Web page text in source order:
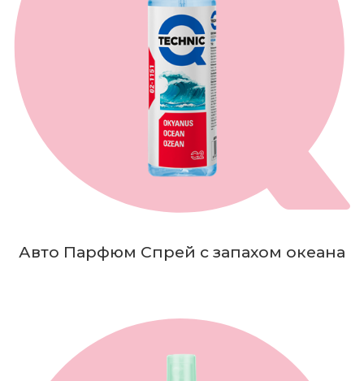
Авто Парфюм Спрей с запахом океана